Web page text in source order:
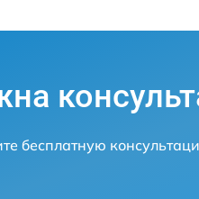
бесплатную